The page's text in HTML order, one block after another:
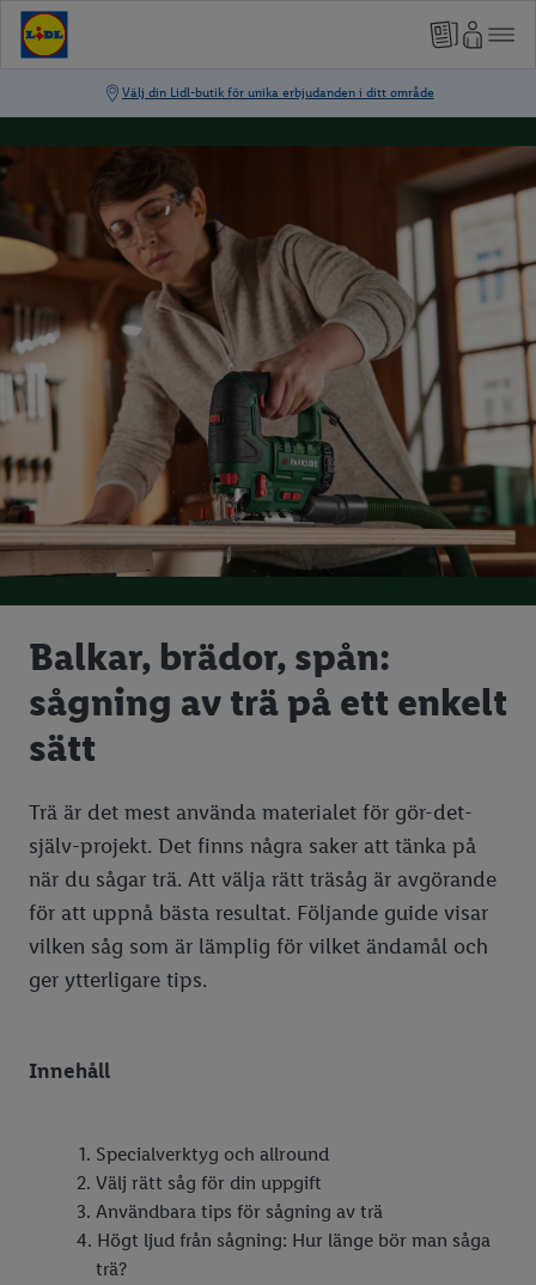
Balkar, brädor, spån:
sågning av trä på ett enkelt
sätt
Trä är det mest använda materialet för gör-det-
själv-projekt. Det finns några saker att tänka på
när du sågar trä. Att välja rätt träsåg är avgörande
för att uppnå bästa resultat. Följande guide visar
vilken såg som är lämplig för vilket ändamål och
ger ytterligare tips.
Innehåll
Specialverktyg och allround
Välj rätt såg för din uppgift
Användbara tips för sågning av trä
Högt ljud från sågning: Hur länge bör man såga
trä?